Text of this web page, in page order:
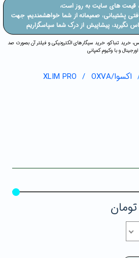
اکسوا/OXVA XLIM PRO
تنباکو، خرید سیگارهای الکترونیکی و فیلتر آن بصورت صد
و با وکیوم کمپانی
قیمت های سایت به روز است،
پشتیبانی، صمیمانه از شما خواهشمندیم، جهت
نگیرید، پیشاپیش از درک شما سپاسگزاریم